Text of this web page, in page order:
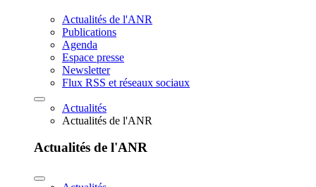
Actualités de l'ANR
Publications
Agenda
Espace presse
Newsletter
Flux RSS et réseaux sociaux
Actualités
Actualités de l'ANR
Actualités de l'ANR